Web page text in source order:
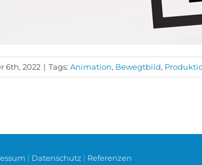
6th, 2022 | Tags: Animation, Bewegtbild,
| Datenschutz | Referenzen